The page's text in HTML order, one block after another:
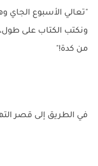
"تعالي الأسبوع الجاي
ونكتب الكتاب على
من كدة!"
في الطريق إلى قصر